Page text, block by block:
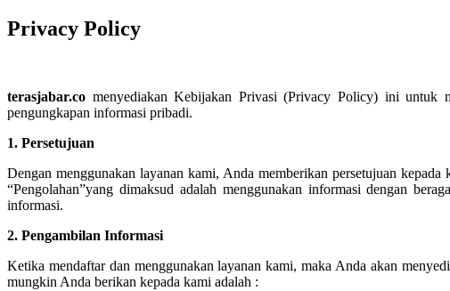
Privacy Policy
terasjabar.co menyediakan Kebijakan Privasi (Privacy Policy) ini untuk
pengungkapan informasi pribadi.
1. Persetujuan
Dengan menggunakan layanan kami, Anda memberikan persetujuan
“Pengolahan”yang dimaksud adalah menggunakan informasi dengan
informasi.
2. Pengambilan Informasi
Ketika mendaftar dan menggunakan layanan kami, maka Anda akan
mungkin Anda berikan kepada kami adalah :